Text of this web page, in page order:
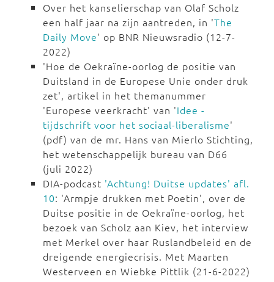
Over het kanselierschap van Olaf Scholz
een half jaar na zijn aantreden, in 'The
Daily Move' op BNR Nieuwsradio (12-7-
2022)
'Hoe de Oekraïne-oorlog de positie van
Duitsland in de Europese Unie onder druk
zet', artikel in het themanummer
'Europese veerkracht' van 'Idee -
tijdschrift voor het sociaal-liberalisme'
(pdf) van de mr. Hans van Mierlo Stichting,
het wetenschappelijk bureau van D66
(juli 2022)
DIA-podcast 'Achtung! Duitse updates' afl.
10: 'Armpje drukken met Poetin', over de
Duitse positie in de Oekraïne-oorlog, het
bezoek van Scholz aan Kiev, het interview
met Merkel over haar Ruslandbeleid en de
dreigende energiecrisis. Met Maarten
Westerveen en Wiebke Pittlik (21-6-2022)